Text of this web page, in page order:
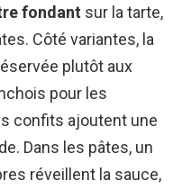
fondant sur la tarte,
Côté variantes, la
plutôt aux
pour les
confits ajoutent une
Dans les pâtes, un
réveillent la sauce,